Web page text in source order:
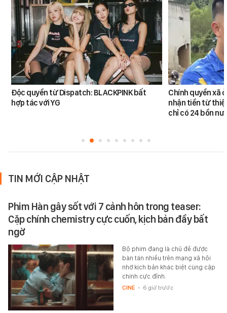
Độc quyền từ Dispatch: BLACKPINK bất
hợp tác với YG
Chính quyền xã
nhận tiền từ
chỉ có 24 bồn
TIN MỚI CẬP NHẬT
Phim Hàn gây sốt với 7 cảnh hôn trong teaser:
Cặp chính chemistry cực cuốn, kịch bản đầy bất
ngờ
Bộ phim đang là chủ đề được
bàn tán nhiều trên mạng xã hội
nhờ kịch bản khác biệt cùng cặp
chính cực đỉnh.
CINE - 6 giờ trước